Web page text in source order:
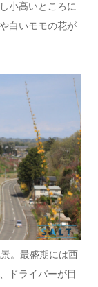
小高いところに
白いモモの花が
。最盛期には西
ドライバーが目